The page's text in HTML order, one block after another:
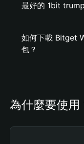
最好的 1bit
如何下載 Bitget
包？
為什麼要使